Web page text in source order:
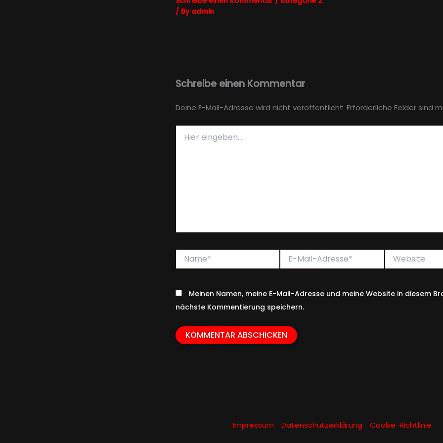
/ By admin
Schreibe einen Kommentar
Deine E-Mail-Adresse wird nicht veröffentlicht. Erforderliche Felder sind
eingeben…
Mail-
Website
Meinen Namen, meine E-Mail-Adresse und meine Website in diesem
nächste Kommentierung speichern.
Impressum Datenschutzerklärung Cookie-Richtlinie